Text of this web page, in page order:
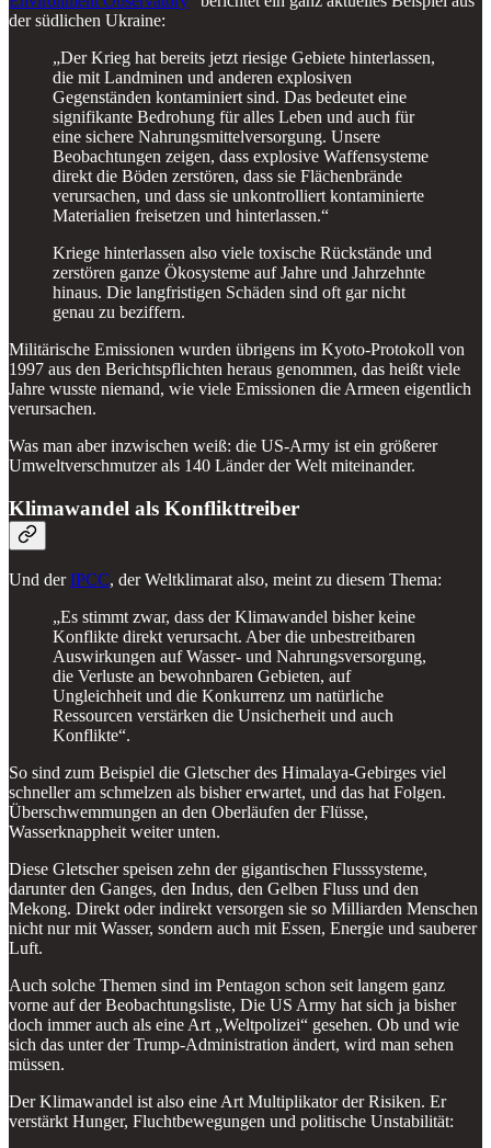
der südlichen Ukraine:
„Der Krieg hat bereits jetzt riesige Gebiete hinterlassen,
die mit Landminen und anderen explosiven
Gegenständen kontaminiert sind. Das bedeutet eine
signifikante Bedrohung für alles Leben und auch für
eine sichere Nahrungsmittelversorgung. Unsere
Beobachtungen zeigen, dass explosive Waffensysteme
direkt die Böden zerstören, dass sie Flächenbrände
verursachen, und dass sie unkontrolliert kontaminierte
Materialien freisetzen und hinterlassen.“
Kriege hinterlassen also viele toxische Rückstände und
zerstören ganze Ökosysteme auf Jahre und Jahrzehnte
hinaus. Die langfristigen Schäden sind oft gar nicht
genau zu beziffern.
Militärische Emissionen wurden übrigens im Kyoto-Protokoll von
1997 aus den Berichtspflichten heraus genommen, das heißt viele
Jahre wusste niemand, wie viele Emissionen die Armeen eigentlich
verursachen.
Was man aber inzwischen weiß: die US-Army ist ein größerer
Umweltverschmutzer als 140 Länder der Welt miteinander.
Klimawandel als Konflikttreiber
Und derIPCC, der Weltklimarat also, meint zu diesem Thema:
„Es stimmt zwar, dass der Klimawandel bisher keine
Konflikte direkt verursacht. Aber die unbestreitbaren
Auswirkungen auf Wasser- und Nahrungsversorgung,
die Verluste an bewohnbaren Gebieten, auf
Ungleichheit und die Konkurrenz um natürliche
Ressourcen verstärken die Unsicherheit und auch
Konflikte“.
So sind zum Beispiel die Gletscher des Himalaya-Gebirges viel
schneller am schmelzen als bisher erwartet, und das hat Folgen.
Überschwemmungen an den Oberläufen der Flüsse,
Wasserknappheit weiter unten.
Diese Gletscher speisen zehn der gigantischen Flusssysteme,
darunter den Ganges, den Indus, den Gelben Fluss und den
Mekong. Direkt oder indirekt versorgen sie so Milliarden Menschen
nicht nur mit Wasser, sondern auch mit Essen, Energie und sauberer
Luft.
Auch solche Themen sind im Pentagon schon seit langem ganz
vorne auf der Beobachtungsliste, Die US Army hat sich ja bisher
doch immer auch als eine Art „Weltpolizei“ gesehen. Ob und wie
sich das unter der Trump-Administration ändert, wird man sehen
müssen.
Der Klimawandel ist also eine Art Multiplikator der Risiken. Er
verstärkt Hunger, Fluchtbewegungen und politische Unstabilität: